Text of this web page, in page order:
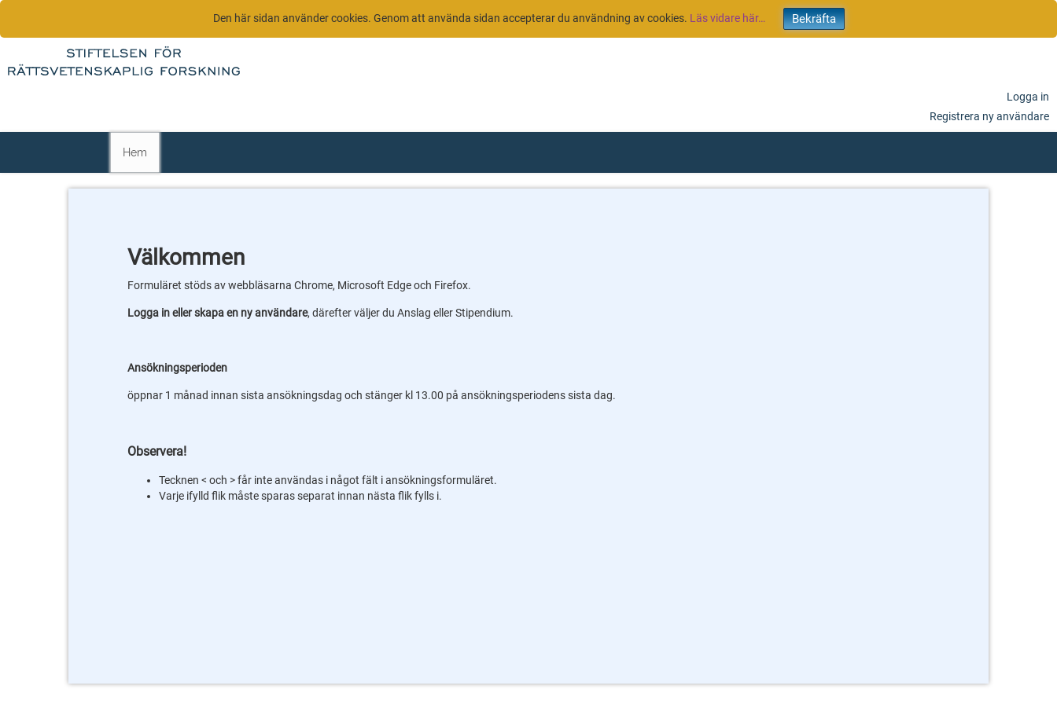
Den här sidan använder cookies. Genom att använda sidan accepterar du användning av cookies. Läs vidare här…
Logga in
Registrera ny användare
Hem
Välkommen
Formuläret stöds av webbläsarna Chrome, Microsoft Edge och Firefox.
Logga in eller skapa en ny användare, därefter väljer du Anslag eller Stipendium.
Ansökningsperioden
öppnar 1 månad innan sista ansökningsdag och stänger kl 13.00 på ansökningsperiodens sista dag.
Observera!
Tecknen < och > får inte användas i något fält i ansökningsformuläret.
Varje ifylld flik måste sparas separat innan nästa flik fylls i.